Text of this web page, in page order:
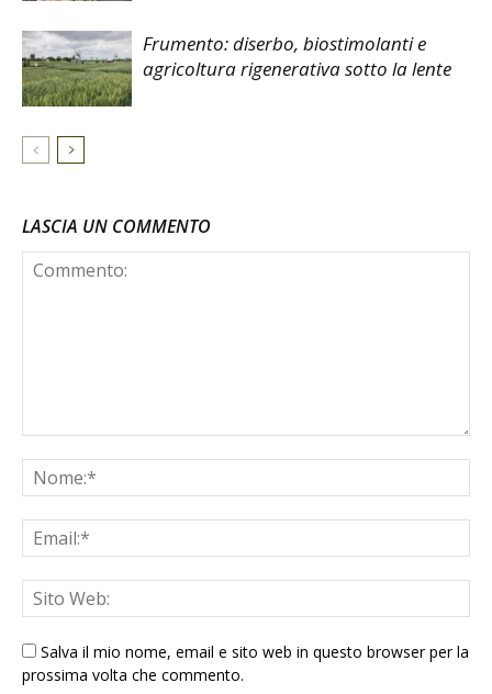
Frumento: diserbo, biostimolanti e
agricoltura rigenerativa sotto la lente
LASCIA UN COMMENTO
Salva il mio nome, email e sito web in questo browser per la
prossima volta che commento.